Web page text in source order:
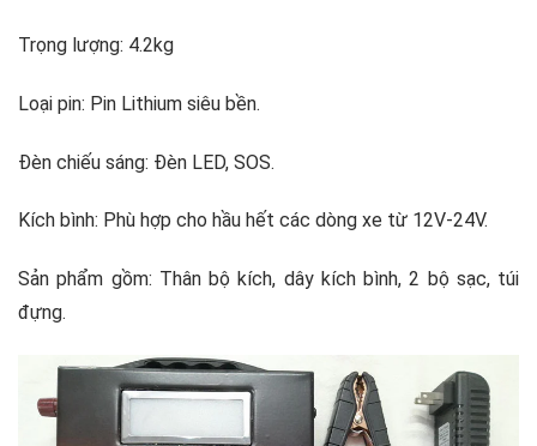
Trọng lượng: 4.2kg
Loại pin: Pin Lithium siêu bền.
Đèn chiếu sáng: Đèn LED, SOS.
Kích bình: Phù hợp cho hầu hết các dòng xe từ 12V-24V.
Sản phẩm gồm: Thân bộ kích, dây kích bình, 2 bộ sạc, túi
đựng.